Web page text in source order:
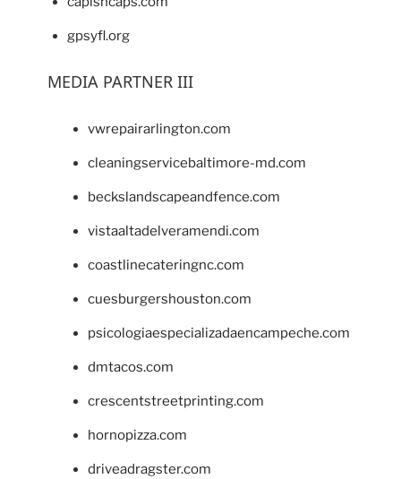
gpsyfl.org
MEDIA PARTNER III
vwrepairarlington.com
cleaningservicebaltimore-md.com
beckslandscapeandfence.com
vistaaltadelveramendi.com
coastlinecateringnc.com
cuesburgershouston.com
psicologiaespecializadaencampeche.com
dmtacos.com
crescentstreetprinting.com
hornopizza.com
driveadragster.com